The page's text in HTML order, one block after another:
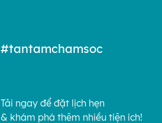
#tantamchamsoc
Tải ngay để đặt lịch hẹn
& khám phá thêm nhiều tiện ích!